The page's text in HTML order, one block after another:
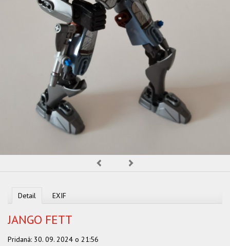
OBCHOD
Detail EXIF
JANGO FETT
Pridaná: 30. 09. 2024 o 21:56